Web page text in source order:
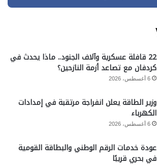
22 قافلة عسكرية وآلاف الجنود.. ماذا يحدث في
كردفان مع تصاعد أزمة النازحين؟
6 أغسطس، 2026
وزير الطاقة يعلن انفراجة مرتقبة في إمدادات
الكهرباء
6 أغسطس، 2026
عودة خدمات الرقم الوطني والبطاقة القومية
في بحري قريبًا